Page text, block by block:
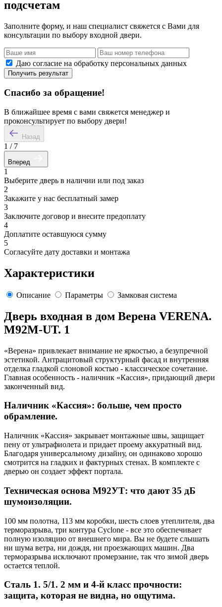
подсчетам
Заполните форму, и наш специалист свяжется с Вами для
консультации по выбору входной двери.
Даю согласие на обработку персональных данных
Получить результат
Спасибо за обращение!
В ближайшее время с вами свяжется менеджер и
проконсультирует по выбору двери!
Назад
1 / 7
Вперед
1
Выберите дверь в наличии или под заказ
2
Закажите у нас бесплатный замер
3
Заключите договор и внесите предоплату
4
Доплатите оставшуюся сумму
5
Согласуйте дату доставки и монтажа
Характеристики
Описание Параметры Замковая система
Дверь входная в дом Верена VERENA.
M92M-UT. 1
«Верена» привлекает внимание не яркостью, а безупречной
эстетикой. Антрацитовый структурный фасад и внутренняя
отделка гладкой слоновой костью - классическое сочетание.
Главная особенность - наличник «Кассия», придающий двери
законченный вид.
Наличник «Кассия»: больше, чем просто
обрамление.
Наличник «Кассия» закрывает монтажные швы, защищает
пену от ультрафиолета и придает проему аккуратный вид.
Благодаря универсальному дизайну, он одинаково хорошо
смотрится на гладких и фактурных стенах. В комплекте с
дверью он создает эффект портала.
Техническая основа M92УТ: что дают 35 дБ
шумоизоляции.
100 мм полотна, 113 мм коробки, шесть слоев утеплителя, два
терморазрыва, три контура Cyclone - все это обеспечивает
полную изоляцию от внешнего мира. Вы не будете слышать
ни шума ветра, ни дождя, ни проезжающих машин. Два
терморазрыва исключают промерзание, так что зимой дверь
остается теплой.
Сталь 1. 5/1. 2 мм и 4-й класс прочности:
защита, которая не видна, но ощутима.